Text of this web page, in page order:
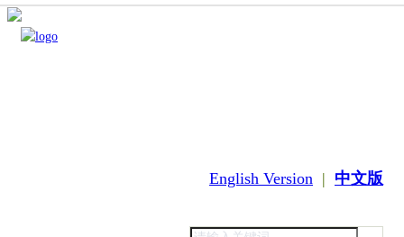
English Version | 中文版